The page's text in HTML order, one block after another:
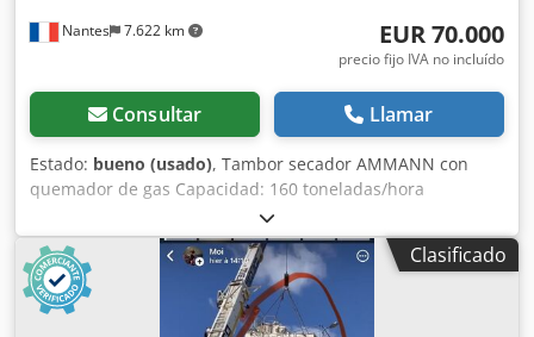
Nantes 7.622 km EUR 70.000
precio fijo IVA no incluído
Consultar Llamar
Estado: bueno (usado), Tambor secador AMMANN con
quemador de gas Capacidad: 160 toneladas/hora
Dodpeywctzofx Ac Uokr Año: 2006
Clasificado